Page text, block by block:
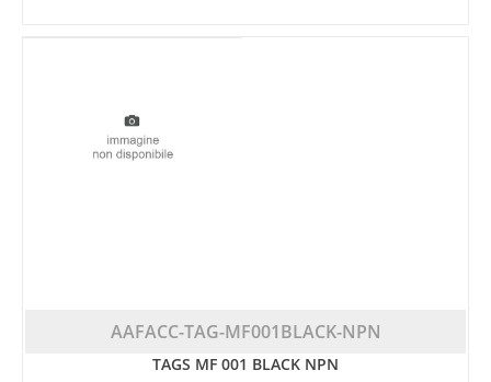
AAFACC-TAG-MF001BLACK-NPN
TAGS MF 001 BLACK NPN